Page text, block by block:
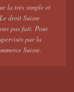
la très simple et
droit Suisse
pas fait. Pour
par la
Suisse.